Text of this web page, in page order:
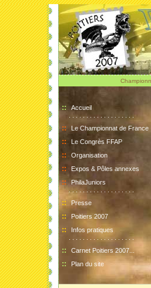
::Accueil
. . . . . . . . . . . . . . . . . . .
:: Le Championnat de France
:: Le Congrès FFAP
:: Organisation
:: Expos & Pôles annexes
::PhilaJuniors
. . . . . . . . . . . . . . . . . . .
::Presse
:: Poitiers 2007
::
Infos pratiques
. . . . . . . . . . . . . . . . . . .
:: Carnet Poitiers 2007...
:: Plan du site